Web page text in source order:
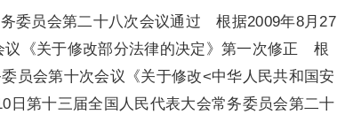
务委员会第二十八次会议通过 根据2009年8月27
议《关于修改部分法律的决定》第一次修正 根
员会第十次会议《关于修改<中华人民共和国安
第十三届全国人民代表大会常务委员会第二十